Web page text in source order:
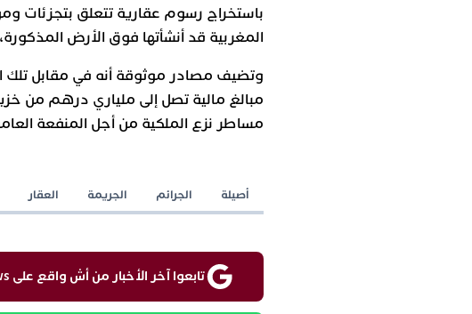
باستخراج رسوم عقارية تتعلق بتجزئات
المغربية قد أنشأتها فوق الأرض
وتضيف مصادر موثوقة أنه في مقابل تلك
مبالغ مالية تصل إلى ملياري درهم من
مساطر نزع الملكية من أجل المنفعة
أصيلة الجرائم الجريمة العقار
تابعوا آخر الأخبار من أش واقع على Google News